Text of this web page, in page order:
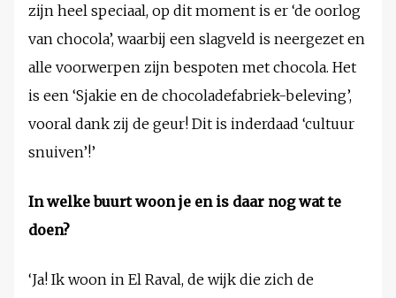
zijn heel speciaal, op dit moment is er ‘de oorlog
van chocola’, waarbij een slagveld is neergezet en
alle voorwerpen zijn bespoten met chocola. Het
is een ‘Sjakie en de chocoladefabriek-beleving’,
vooral dank zij de geur! Dit is inderdaad ‘cultuur
snuiven’!’
In welke buurt woon je en is daar nog wat te
doen?
‘Ja! Ik woon in El Raval, de wijk die zich de